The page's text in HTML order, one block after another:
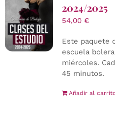
2024/2025
54,00 €
Este paquete
escuela
miércoles.
45 minutos.
Añadir al